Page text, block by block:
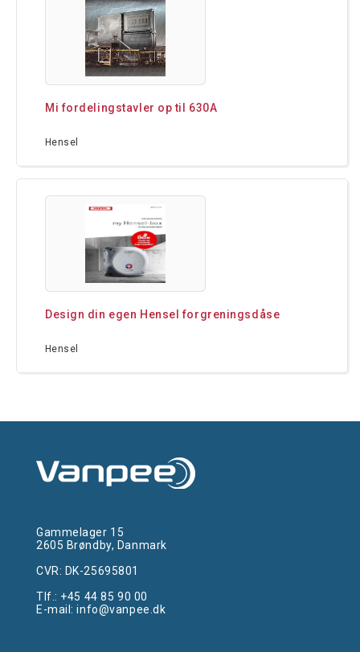
Mi fordelingstavler op til 630A
Hensel
Design din egen Hensel forgreningsdåse
Hensel
Gammelager 15
2605 Brøndby, Danmark
CVR: DK-25695801
Tlf.: +45 44 85 90 00
E-mail:info@vanpee.dk